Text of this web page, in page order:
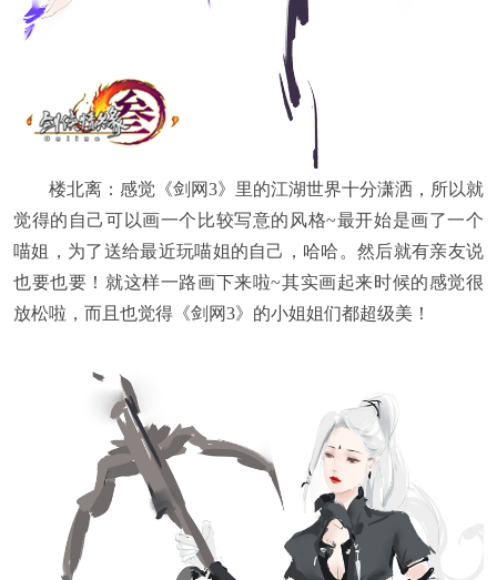
楼北离：感觉《剑网3》里的江湖世界十分潇洒，所以就
觉得的自己可以画一个比较写意的风格~最开始是画了一个
喵姐，为了送给最近玩喵姐的自己，哈哈。然后就有亲友说
也要也要！就这样一路画下来啦~其实画起来时候的感觉很
放松啦，而且也觉得《剑网3》的小姐姐们都超级美！